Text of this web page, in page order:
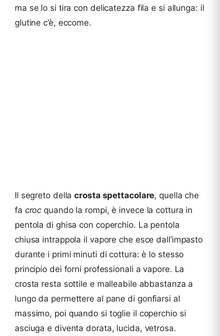
ma se lo si tira con delicatezza fila e si allunga: il
glutine c’è, eccome.
Il segreto dellacrosta spettacolare, quella che
fa croc quando la rompi, è invece la cottura in
pentola di ghisa con coperchio. La pentola
chiusa intrappola il vapore che esce dall’impasto
durante i primi minuti di cottura: è lo stesso
principio dei forni professionali a vapore. La
crosta resta sottile e malleabile abbastanza a
lungo da permettere al pane di gonfiarsi al
massimo, poi quando si toglie il coperchio si
asciuga e diventa dorata, lucida, vetrosa.